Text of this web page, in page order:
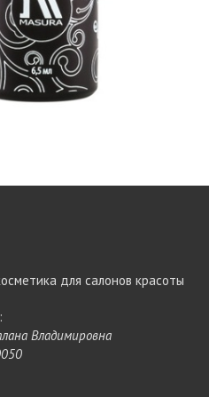
для салонов красоты
Владимировна